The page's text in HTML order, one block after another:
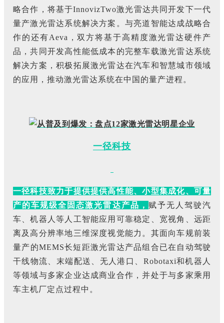
略合作，将基于InnovizTwo激光雷达共同开发下一代
量产激光雷达系统解决方案。与亮道智能达成战略合
作的还有Aeva，双方将基于高精度激光雷达硬件产
品，共同开发高性能低成本的完整车载激光雷达系统
解决方案，积极拓展激光雷达在汽车和智慧城市领域
的应用，推动激光雷达系统在中国的量产进程。
一径科技
一径科技致力于提供提供高性能、小型集成化、可量
产的车规级全固态激光雷达产品， 赋予无人驾驶汽
车、机器人等人工智能应用可靠稳定、宽视角、远距
离及高分辨率地三维深度视觉能力。其面向车规前装
量产的MEMS长短距激光雷达产品组合已在自动驾驶
干线物流、末端配送、无人港口、Robotaxi和机器人
等领域与多家企业达成商业合作，并处于与多家乘用
车主机厂定点过程中。